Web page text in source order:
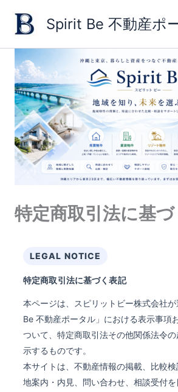
ス
Spirit Be 不動産ポ
特定商取引法に基
LEGAL NOTICE
特定商取引法に基づく表記
本ページは、スピリットビー株式会社
Be 不動産ポータル」における表示事項
ついて、特定商取引法その他関係法令
示するものです。
本サイトは、不動産情報の掲載、比較
地案内・内見、問い合わせ、相談受付